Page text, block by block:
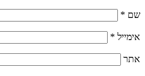
שם *
אימייל *
אתר